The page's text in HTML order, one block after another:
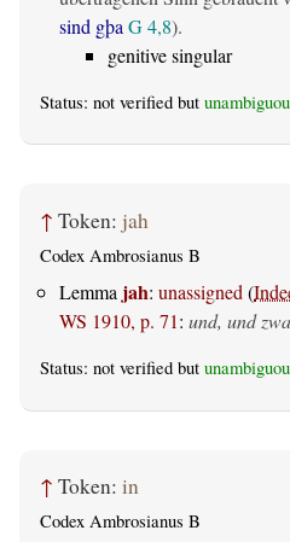
sind gþa G 4,8).
genitive singular
Status: not verified but
↑ Token: jah
Codex Ambrosianus B
Lemma jah: unassigned(
WS 1910, p. 71: und, und
Status: not verified but
↑ Token: in
Codex Ambrosianus B